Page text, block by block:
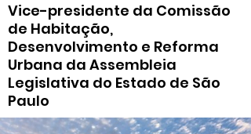
Vice-presidente da Comissão
de Habitação,
Desenvolvimento e Reforma
Urbana da Assembleia
Legislativa do Estado de São
Paulo